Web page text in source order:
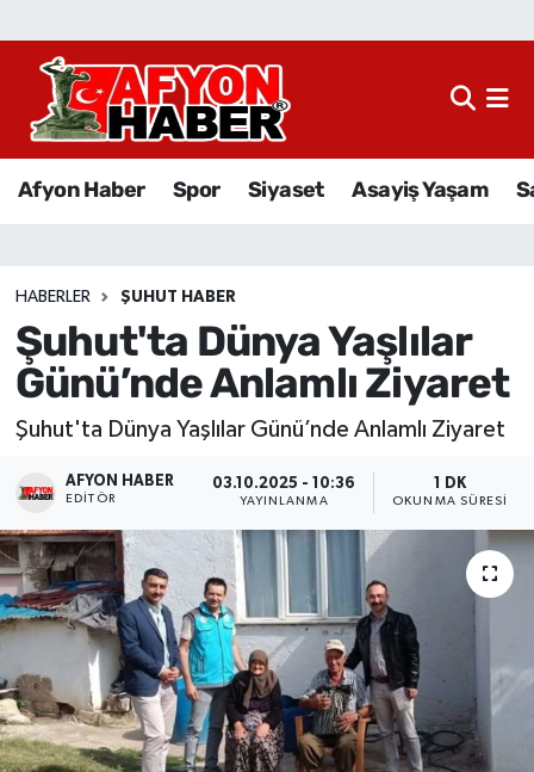
Afyon Haber Spor Siyaset Asayiş Yaşam
HABERLER ŞUHUT HABER
Şuhut'ta Dünya Yaşlılar
Günü’nde Anlamlı Ziyaret
Şuhut'ta Dünya Yaşlılar Günü’nde Anlamlı Ziyaret
AFYON HABER
EDITÖR
03.10.2025 - 10:36
YAYINLANMA
1 DK
OKUNMA SÜRESI
Afyon Haber
Sağlık
Eğitim
Magazin
Etkinlikler